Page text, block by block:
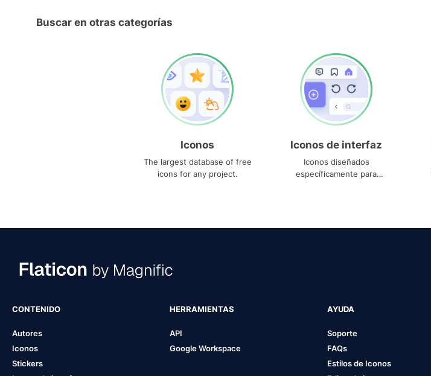
Buscar en otras categorías
Iconos
The largest database of free
icons for any project.
Iconos de interfaz
Iconos diseñados
específicamente para
CONTENIDO
Autores
Iconos
Stickers
HERRAMIENTAS
API
Google Workspace
AYUDA
Soporte
FAQs
Estilos de Iconos